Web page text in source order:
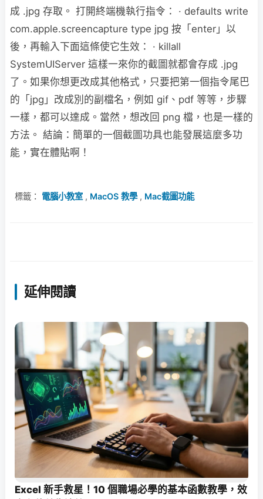
成 .jpg 存取。 打開終端機執行指令： · defaults write
com.apple.screencapture type jpg 按「enter」以
後，再輸入下面這條使它生效： · killall
SystemUIServer 這樣一來你的截圖就都會存成 .jpg
了。如果你想更改成其他格式，只要把第一個指令尾巴
的「jpg」改成別的副檔名，例如 gif、pdf 等等，步驟
一樣，都可以達成。當然，想改回 png 檔，也是一樣的
方法。 結論：簡單的一個截圖功具也能發展這麼多功
能，實在體貼啊！
標籤： 電腦小教室 , MacOS 教學, Mac截圖功能
延伸閱讀
Excel 新手救星！10 個職場必學的基本函數教學，效